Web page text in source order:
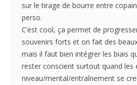
sur le tirage de bourre entre
perso.
C’est cool, ça permet de
souvenirs forts et on fait des
mais il faut bien intégrer les biais
rester conscient surtout quand les
niveau/mental/entraînement se